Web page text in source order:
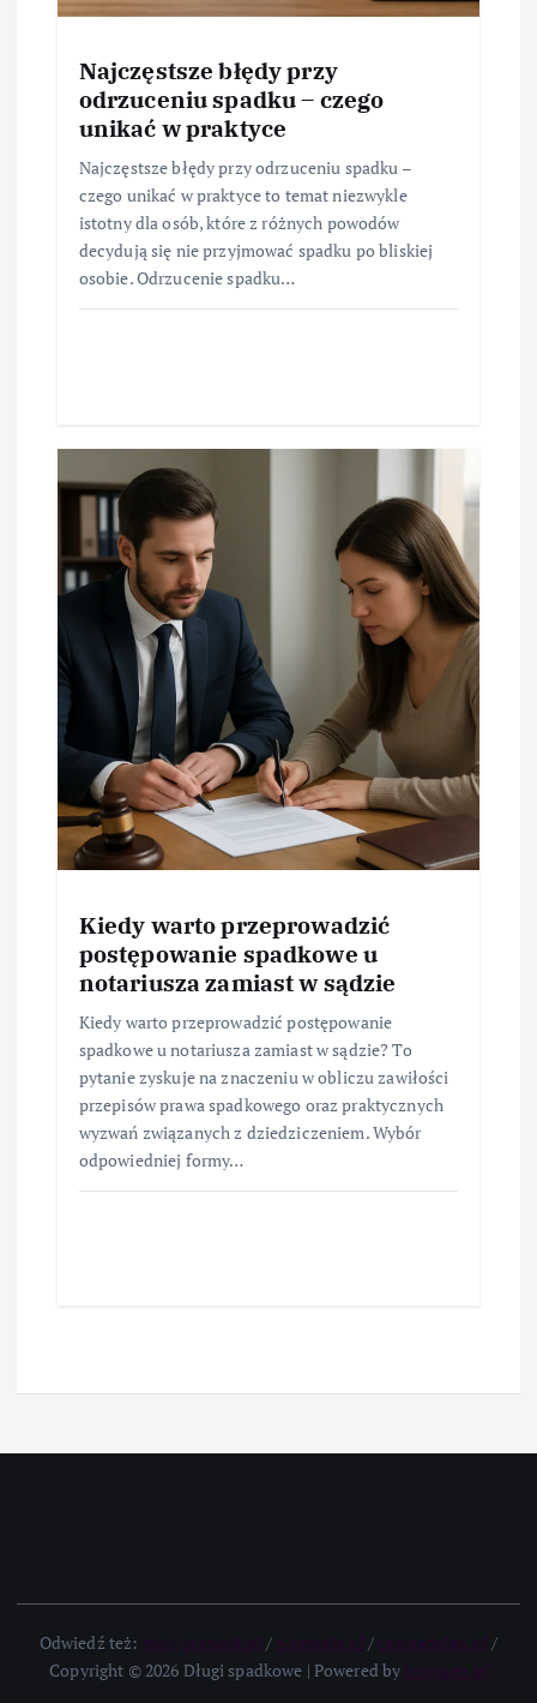
Najczęstsze błędy przy
odrzuceniu spadku – czego
unikać w praktyce
Najczęstsze błędy przy odrzuceniu spadku –
czego unikać w praktyce to temat niezwykle
istotny dla osób, które z różnych powodów
decydują się nie przyjmować spadku po bliskiej
osobie. Odrzucenie spadku…
Kiedy warto przeprowadzić
postępowanie spadkowe u
notariusza zamiast w sądzie
Kiedy warto przeprowadzić postępowanie
spadkowe u notariusza zamiast w sądzie? To
pytanie zyskuje na znaczeniu w obliczu zawiłości
przepisów prawa spadkowego oraz praktycznych
wyzwań związanych z dziedziczeniem. Wybór
odpowiedniej formy…
Odwiedź też: / /
/
Copyright © 2026 Długi spadkowe | Powered by